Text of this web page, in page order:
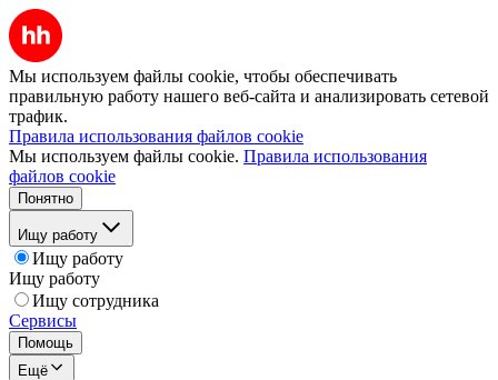
Мы используем файлы cookie, чтобы обеспечивать
правильную работу нашего веб-сайта и анализировать сетевой
трафик.
Правила использования файлов cookie
Мы используем файлы cookie. Правила использования
файлов cookie
Понятно
Ищу работу
Ищу работу
Ищу работу
Ищу сотрудника
Сервисы
Помощь
Ещё